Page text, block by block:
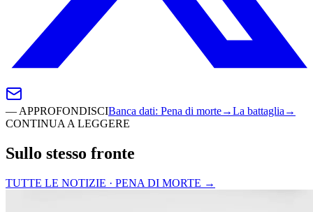
— APPROFONDISCIBanca dati: Pena di morte→La battaglia →
CONTINUA A LEGGERE
Sullo stesso fronte
TUTTE LE NOTIZIE · PENA DI MORTE →